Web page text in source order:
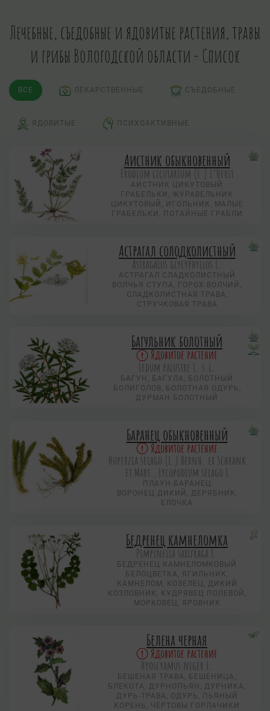
Лечебные, съедобные и ядовитые растения, травы
и грибы Вологодской области - Список
ВСЕ ЛЕКАРСТВЕННЫЕ СЪЕДОБНЫЕ
ЯДОВИТЫЕ ПСИХОАКТИВНЫЕ
Аистник обыкновенный
Erodium cicutarium (L.) L’Herit
АИСТНИК ЦИКУТОВЫЙ
ГРАБЕЛЬКИ, ЖУРАВЕЛЬНИК
ЦИКУТОВЫЙ, ИГОЛЬНИК, МАЛЫЕ
ГРАБЕЛЬКИ, ПОТАЙНЫЕ ГРАБЛИ
Астрагал солодколистный
Astragalus glycyphyllos L.
АСТРАГАЛ СЛАДКОЛИСТНЫЙ
ВОЛЧЬЯ СТУПА, ГОРОХ ВОЛЧИЙ,
СЛАДКОЛИСТНАЯ ТРАВА,
СТРУЧКОВАЯ ТРАВА
Багульник болотный
Ядовитое растение
Ledum palustre L. s.l.
БАГУН, БАГУЛА, БОЛОТНЫЙ
БОЛИГОЛОВ, БОЛОТНАЯ ОДУРЬ,
ДУРМАН БОЛОТНЫЙ
Баранец обыкновенный
Ядовитое растение
Huperzia selago (L.) Bernh. ex Schrank
et Mart., Lycopodium selago L
ПЛАУН-БАРАНЕЦ
ВОРОНЕЦ ДИКИЙ, ДЕРЯБНИК,
ЕЛОЧКА
Бедренец камнеломка
Pimpinella saxifraga L.
БЕДРЕНЕЦ КАМНЕЛОМКОВЫЙ
БЕЛОЦВЕТКА, ЯГИЛЬНИК,
КАМНЕЛОМ, КОЗЕЛЕЦ, ДИКИЙ
КОЗЛОВНИК, КУДРЯВЕЦ ПОЛЕВОЙ,
МОРКОВЕЦ, ЯРОВНИК
Белена черная
Ядовитое растение
Hyoscyamus niger L.
БЕШЕНАЯ ТРАВА, БЕШЕНИЦА,
БЛЕКОТА, ДУРНОПЬЯН, ДУРНИКА,
ДУРЬ-ТРАВА, ОДУРЬ, ПЬЯНЫЙ
КОРЕНЬ, ЧЁРТОВЫ ГОРЛАЧИКИ